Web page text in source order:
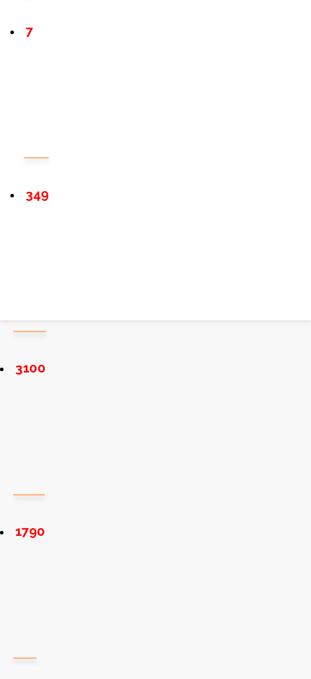
7
349
3100
1790